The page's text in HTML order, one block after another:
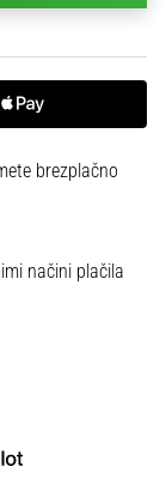
brezplačno
načini plačila